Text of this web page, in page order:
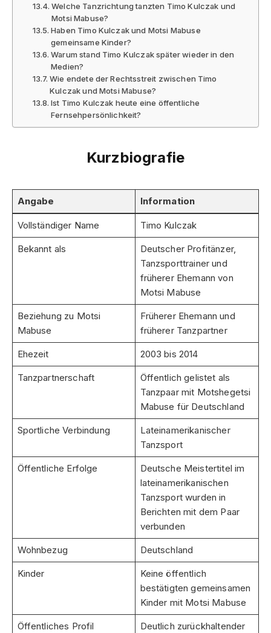
Welche Tanzrichtung tanzten Timo Kulczak und
Motsi Mabuse?
Haben Timo Kulczak und Motsi Mabuse
gemeinsame Kinder?
Warum stand Timo Kulczak später wieder in den
Medien?
Wie endete der Rechtsstreit zwischen Timo
Kulczak und Motsi Mabuse?
Ist Timo Kulczak heute eine öffentliche
Fernsehpersönlichkeit?
Kurzbiografie
Angabe Information
Vollständiger Name Timo Kulczak
Bekannt als
Deutscher Profitänzer,
Tanzsporttrainer und
früherer Ehemann von
Motsi Mabuse
Beziehung zu Motsi
Mabuse
Früherer Ehemann und
früherer Tanzpartner
Ehezeit 2003 bis 2014
Tanzpartnerschaft
Öffentlich gelistet als
Tanzpaar mit Motshegetsi
Mabuse für Deutschland
Sportliche Verbindung
Lateinamerikanischer
Tanzsport
Öffentliche Erfolge
Deutsche Meistertitel im
lateinamerikanischen
Tanzsport wurden in
Berichten mit dem Paar
verbunden
Wohnbezug Deutschland
Kinder
Keine öffentlich
bestätigten gemeinsamen
Kinder mit Motsi Mabuse
Öffentliches Profil
Deutlich zurückhaltender